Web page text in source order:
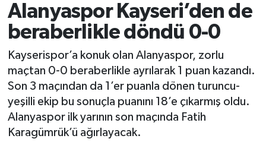
Alanyaspor Kayseri’den de
beraberlikle döndü 0-0
Kayserispor’a konuk olan Alanyaspor, zorlu
maçtan 0-0 beraberlikle ayrılarak 1 puan kazandı.
Son 3 maçından da 1’er puanla dönen turuncu-
yeşilli ekip bu sonuçla puanını 18’e çıkarmış oldu.
Alanyaspor ilk yarının son maçında Fatih
Karagümrük’ü ağırlayacak.
Bölge
EĞİTİM
Genel
Görüntülü Haber
Antalya Trafik Yoğunluk Haritası
Süper Lig Puan Durumu ve Fikstür
Son Dakika Haberleri
Haber Arşivi